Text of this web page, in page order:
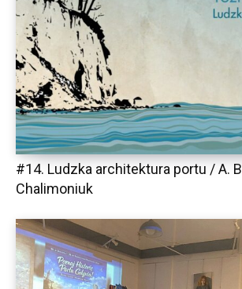
#14. Ludzka architektura portu / A.
Chalimoniuk